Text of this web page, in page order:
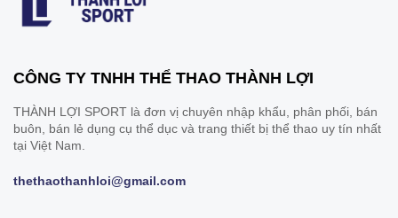
CÔNG TY TNHH THỂ THAO THÀNH LỢI
THÀNH LỢI SPORT là đơn vị chuyên nhập khẩu, phân phối, bán
buôn, bán lẻ dụng cụ thể dục và trang thiết bị thể thao uy tín nhất
tại Việt Nam.
thethaothanhloi@gmail.com